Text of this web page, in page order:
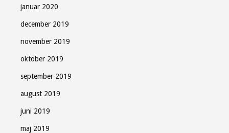
januar 2020
december 2019
november 2019
oktober 2019
september 2019
august 2019
juni 2019
maj 2019